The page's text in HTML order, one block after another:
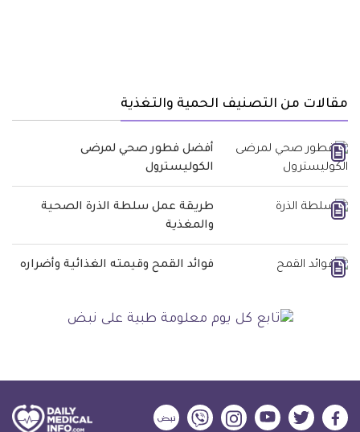
مقالات من التصنيف الحمية والتغذية
أفضل فطور صحي لمرضى
الكوليسترول
طريقة عمل سلطة الذرة الصحية
والمغذية
فوائد القمح وقيمته الغذائية وأضراره
ديلي
ديلي
ديلي
ديلي
ديلي
ديلي